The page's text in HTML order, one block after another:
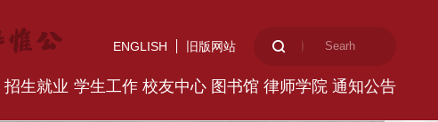
ENGLISH 旧版网站
招生就业 学生工作 校友中心 图书馆 律师学院 通知公告